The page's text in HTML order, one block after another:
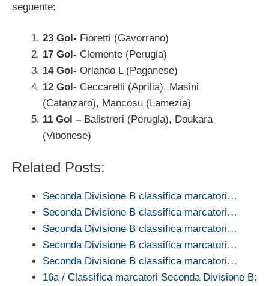
seguente:
23 Gol- Fioretti (Gavorrano)
17 Gol- Clemente (Perugia)
14 Gol- Orlando L (Paganese)
12 Gol- Ceccarelli (Aprilia), Masini
(Catanzaro), Mancosu (Lamezia)
11 Gol – Balistreri (Perugia), Doukara
(Vibonese)
Related Posts:
Seconda Divisione B classifica marcatori…
Seconda Divisione B classifica marcatori…
Seconda Divisione B classifica marcatori…
Seconda Divisione B classifica marcatori…
Seconda Divisione B classifica marcatori…
16a / Classifica marcatori Seconda Divisione B: